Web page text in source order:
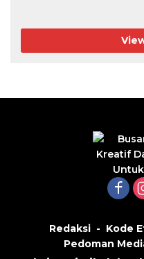
Redaksi Kode
Pedoman